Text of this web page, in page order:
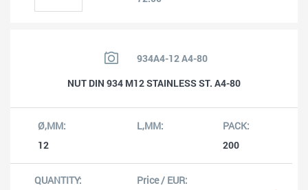
934A4-12 A4-80
NUT DIN 934 M12 STAINLESS ST. A4-80
12 200